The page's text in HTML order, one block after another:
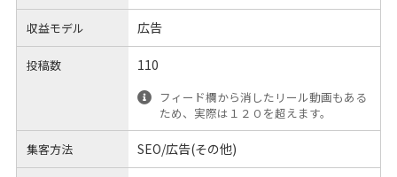
収益モデル 広告
投稿数 110
フィード欄から消したリール動画もある
ため、実際は１２０を超えます。
集客方法 SEO/広告(その他)